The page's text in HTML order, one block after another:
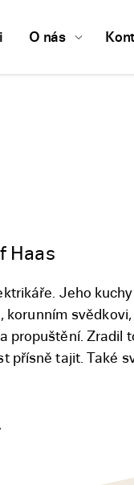
O nás
Haas
Jeho
korunním
propuštění. Zradil
přísně tajit. Také